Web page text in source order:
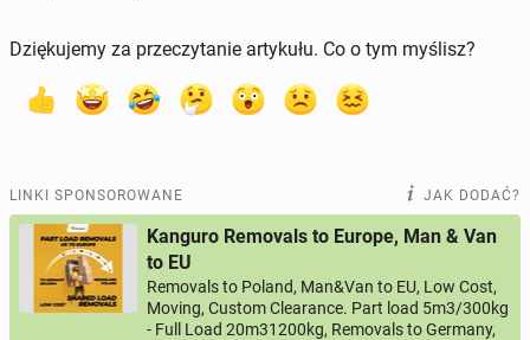
Dziękujemy za przeczytanie artykułu. Co o tym myślisz?
LINKI SPONSOROWANE JAK DODAĆ?
Kanguro Removals to Europe, Man & Van
to EU
Removals to Poland, Man&Van to EU, Low Cost,
Moving, Custom Clearance. Part load 5m3/300kg
- Full Load 20m31200kg, Removals to Germany,